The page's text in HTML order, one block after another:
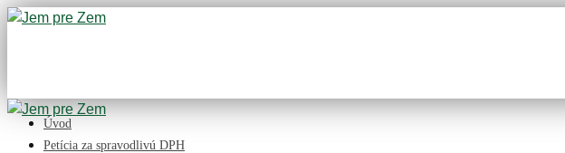
Úvod
Petícia za spravodlivú DPH